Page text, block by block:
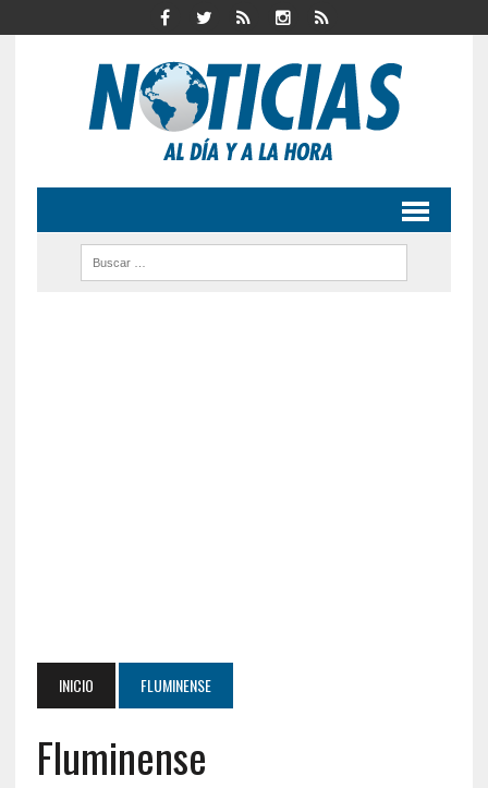
INICIO FLUMINENSE
Fluminense